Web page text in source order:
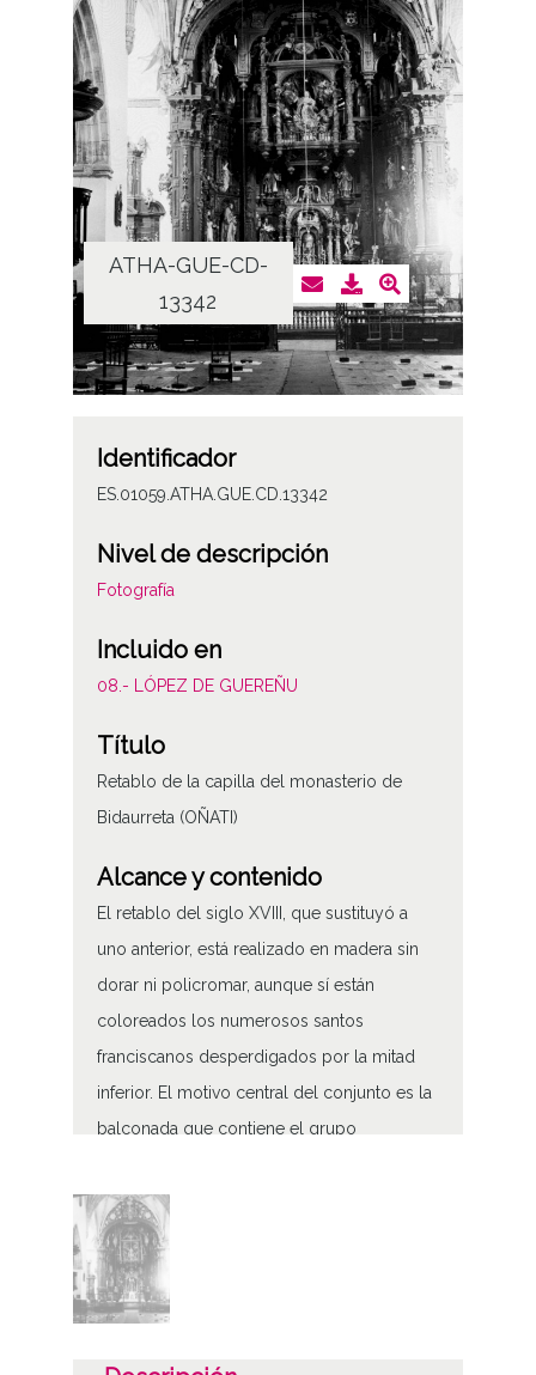
ATHA-GUE-CD-
13342
Identificador
ES.01059.ATHA.GUE.CD.13342
Nivel de descripción
Fotografía
Incluido en
08.- LÓPEZ DE GUEREÑU
Título
Retablo de la capilla del monasterio de
Bidaurreta (OÑATI)
Alcance y contenido
El retablo del siglo XVIII, que sustituyó a
uno anterior, está realizado en madera sin
dorar ni policromar, aunque sí están
coloreados los numerosos santos
franciscanos desperdigados por la mitad
inferior. El motivo central del conjunto es la
balconada que contiene el grupo
Retablo del monasterio de Santa Clara de
Bidaurreta de Oñate en Guipúzcoa
Tipo de contenido